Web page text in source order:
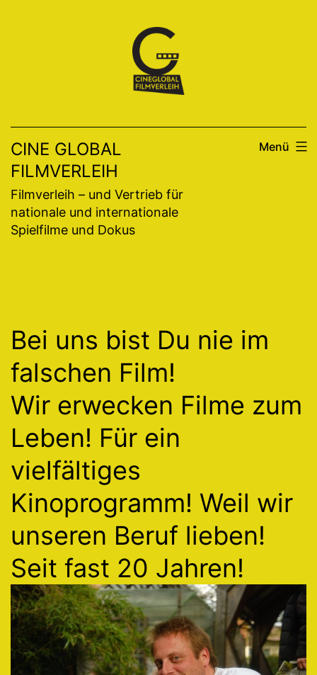
CINE GLOBAL
FILMVERLEIH
Filmverleih – und Vertrieb für
nationale und internationale
Spielfilme und Dokus
Menü
Bei uns bist Du nie im
falschen Film!
Wir erwecken Filme zum
Leben! Für ein
vielfältiges
Kinoprogramm! Weil wir
unseren Beruf lieben!
Seit fast 20 Jahren!